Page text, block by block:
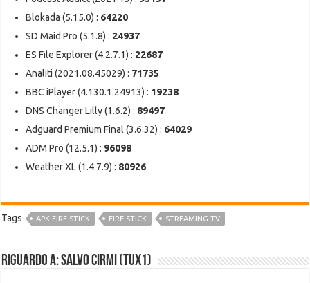
Blokada (5.15.0) : 64220
SD Maid Pro (5.1.8) : 24937
ES File Explorer (4.2.7.1) : 22687
Analiti (2021.08.45029) : 71735
BBC iPlayer (4.130.1.24913) : 19238
DNS Changer Lilly (1.6.2) : 89497
Adguard Premium Final (3.6.32) : 64029
ADM Pro (12.5.1) : 96098
Weather XL (1.4.7.9) : 80926
Tags APK FIRE STICK FIRE STICK STREAMING TV
Riguardo a: Salvo Cirmi (Tux1)